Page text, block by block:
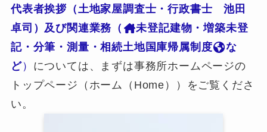
代表者挨拶（土地家屋調査士・行政書士 池田
卓司）及び関連業務（
未登記建物・増築未登
記・分筆・測量・相続土地国庫帰属制度
な
ど） については、まずは事務所ホームページの
トップページ（ホーム（Home））をご覧くださ
い。